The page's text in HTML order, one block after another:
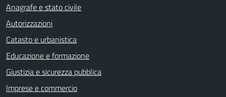
Anagrafe e stato civile
Autorizzazioni
Catasto e urbanistica
Educazione e formazione
Giustizia e sicurezza pubblica
Imprese e commercio